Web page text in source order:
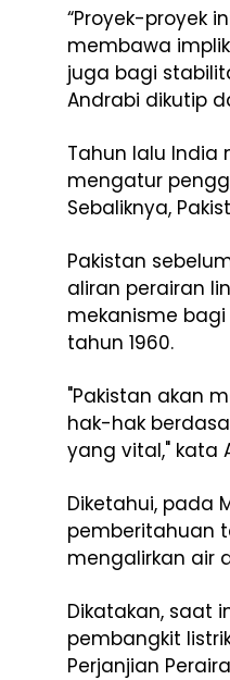
“Proyek-proyek
membawa
juga bagi
Andrabi dikutip
Tahun lalu India
mengatur
Sebaliknya,
Pakistan
aliran perairan
mekanisme
tahun 1960.
"Pakistan akan
hak-hak
yang vital," kata
Diketahui, pada
pemberitahuan
mengalirkan air
Dikatakan, saat
pembangkit
Perjanjian